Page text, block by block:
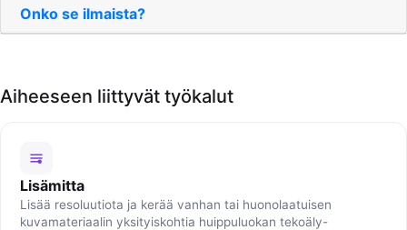
Onko se ilmaista?
Aiheeseen liittyvät työkalut
Lisämitta
Lisää resoluutiota ja kerää vanhan tai huonolaatuisen
kuvamateriaalin yksityiskohtia huippuluokan tekoäly-